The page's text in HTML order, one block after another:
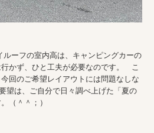
ーフの室内高は、キャンピングカーの
かず、ひと工夫が必要なのです。 こ
回のご希望レイアウトには問題なしな
望は、ご自分で日々調べ上げた「夏の
。（＾＾；）